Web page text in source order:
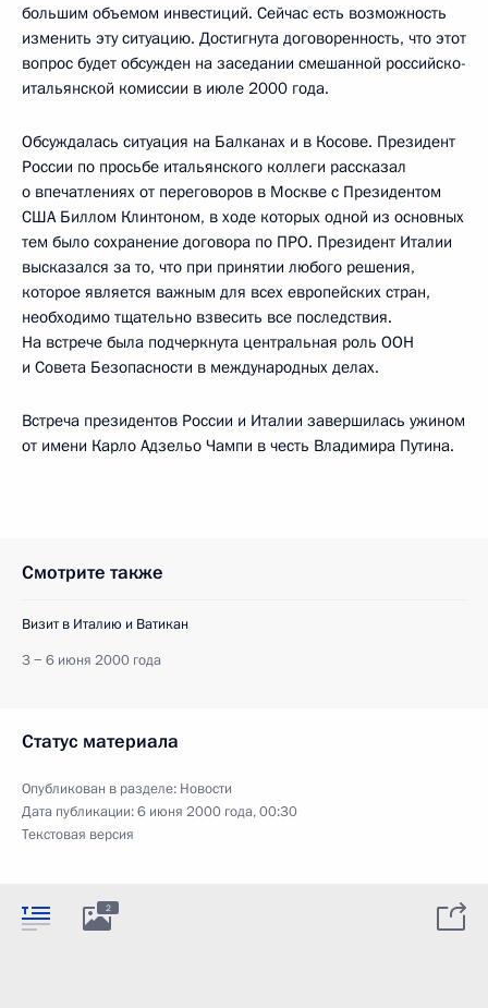
большим объемом инвестиций. Сейчас есть возможность
изменить эту ситуацию. Достигнута договоренность, что этот
вопрос будет обсужден на заседании смешанной российско-
итальянской комиссии в июле 2000 года.
Обсуждалась ситуация на Балканах и в Косове. Президент
России по просьбе итальянского коллеги рассказал
о впечатлениях от переговоров в Москве с Президентом
США Биллом Клинтоном, в ходе которых одной из основных
тем было сохранение договора по ПРО. Президент Италии
высказался за то, что при принятии любого решения,
которое является важным для всех европейских стран,
необходимо тщательно взвесить все последствия.
На встрече была подчеркнута центральная роль ООН
и Совета Безопасности в международных делах.
Встреча президентов России и Италии завершилась ужином
от имени Карло Адзельо Чампи в честь Владимира Путина.
Смотрите также
Визит в Италию и Ватикан
3 − 6 июня 2000 года
Статус материала
Опубликован в разделе: Новости
Дата публикации:6 июня 2000 года, 00:30
Текстовая версия
2